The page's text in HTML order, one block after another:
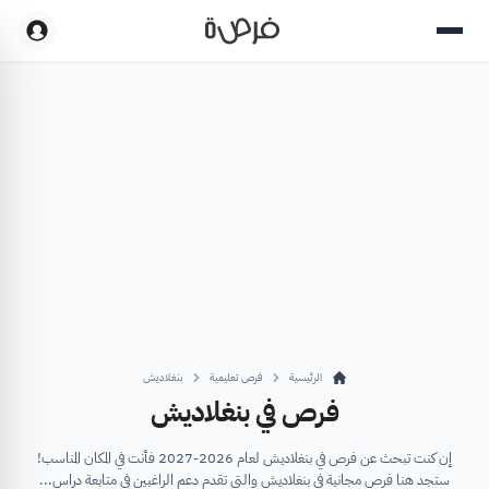
الرئيسية فرص تعليمية بنغلاديش
فرص في بنغلاديش
إن كنت تبحث عن فرص في بنغلاديش لعام 2026-2027 فأنت في المكان المناسب!
ستجد هنا فرص مجانية في بنغلاديش والتي تقدم دعم الراغبين في متابعة دراس...